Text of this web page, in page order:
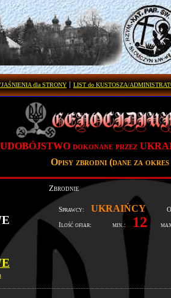
dla STRONY LIST do KUSTOSZA/
dokonane przez
Opisy zbrodni (dane za okres
Zbrodnie
Sprawcy: UKRAIŃCY
Ilość ofiar: min.: 12